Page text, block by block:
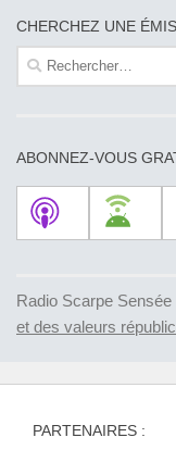
CHERCHEZ UNE
Rechercher :
ABONNEZ-VOUS
Radio Scarpe
et des valeurs
PARTENAIRES :